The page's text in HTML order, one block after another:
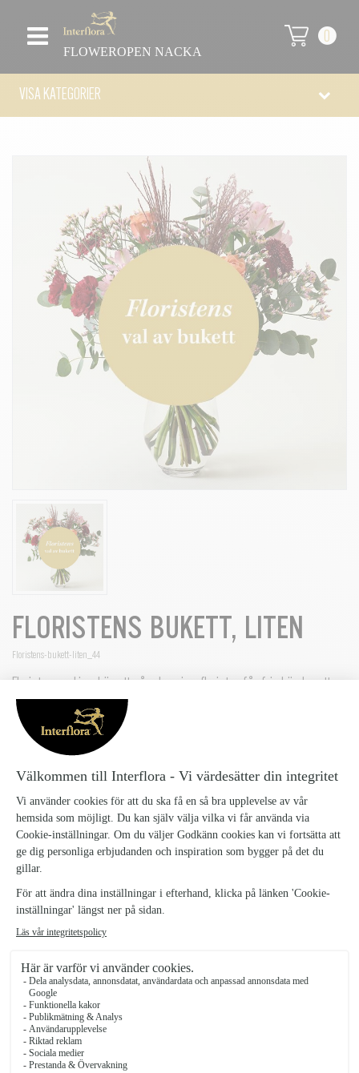
FLOWEROPEN NACKA
0
VISA KATEGORIER
FLORISTENS BUKETT, LITEN
Floristens-bukett-liten_44
Floristens val innebär att våra kunniga florister får fria händer att
skapa en vacker, handbunden bukett med säsongens blommor och
färger. Låt våra florister hjälpa dig att uppvakta och överraska -
enklare kan det inte bli!
Floristens bukett, liten 299 kr
Floristens bukett, mellan 399 kr 399 kr
Floristens bukett, stor
Floristens bukett, lyx 699 kr
Antal